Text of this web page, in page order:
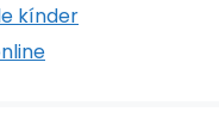
kínder